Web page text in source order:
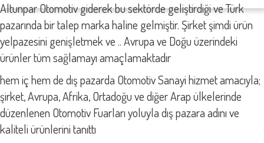
Altunpar Otomotiv giderek bu sektörde geliştirdiği ve Türk
pazarında bir talep marka haline gelmiştir. Şirket şimdi ürün
yelpazesini genişletmek ve .. Avrupa ve Doğu üzerindeki
ürünler tüm sağlamayı amaçlamaktadır
hem iç hem de dış pazarda Otomotiv Sanayi hizmet amacıyla;
şirket, Avrupa, Afrika, Ortadoğu ve diğer Arap ülkelerinde
düzenlenen Otomotiv Fuarları yoluyla dış pazara adını ve
kaliteli ürünlerini tanıttı